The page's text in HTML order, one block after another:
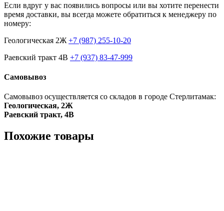
Если вдруг у вас появились вопросы или вы хотите перенести
время доставки, вы всегда можете обратиться к менеджеру по
номеру:
Геологическая 2Ж +7 (987) 255-10-20
Раевский тракт 4В +7 (937) 83-47-999
Самовывоз
Самовывоз осуществляется со складов в городе Стерлитамак:
Геологическая, 2Ж
Раевский тракт, 4В
Похожие товары